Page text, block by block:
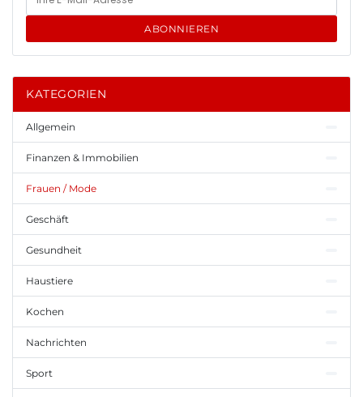
ABONNIEREN
KATEGORIEN
Allgemein
Finanzen & Immobilien
Frauen / Mode
Geschäft
Gesundheit
Haustiere
Kochen
Nachrichten
Sport